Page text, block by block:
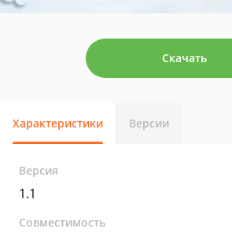
Скачать
Характеристики Версии
Версия
1.1
Совместимость